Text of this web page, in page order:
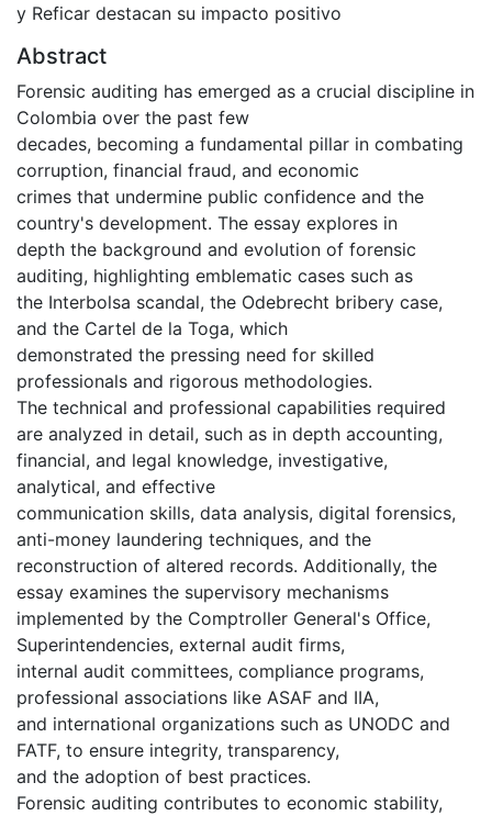
y Reficar destacan su impacto positivo
Abstract
Forensic auditing has emerged as a crucial discipline in
Colombia over the past few
decades, becoming a fundamental pillar in combating
corruption, financial fraud, and economic
crimes that undermine public confidence and the
country's development. The essay explores in
depth the background and evolution of forensic
auditing, highlighting emblematic cases such as
the Interbolsa scandal, the Odebrecht bribery case,
and the Cartel de la Toga, which
demonstrated the pressing need for skilled
professionals and rigorous methodologies.
The technical and professional capabilities required
are analyzed in detail, such as in depth accounting,
financial, and legal knowledge, investigative,
analytical, and effective
communication skills, data analysis, digital forensics,
anti-money laundering techniques, and the
reconstruction of altered records. Additionally, the
essay examines the supervisory mechanisms
implemented by the Comptroller General's Office,
Superintendencies, external audit firms,
internal audit committees, compliance programs,
professional associations like ASAF and IIA,
and international organizations such as UNODC and
FATF, to ensure integrity, transparency,
and the adoption of best practices.
Forensic auditing contributes to economic stability,